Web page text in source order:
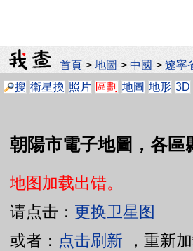
首頁 >地圖 >中國 >遼寧
搜 衛星換 照片 區劃 地圖 地形 3D
朝陽市電子地圖，各區
地图加载出错。
请点击： 更换卫星图
或者： 点击刷新 ，重新加